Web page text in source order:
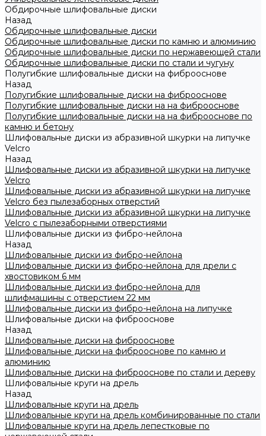
Обдирочные шлифовальные диски
Назад
Обдирочные шлифовальные диски
Обдирочные шлифовальные диски по камню и алюминию
Обдирочные шлифовальные диски по нержавеющей стали
Обдирочные шлифовальные диски по стали и чугуну
Полугибкие шлифовальные диски на фиброоснове
Назад
Полугибкие шлифовальные диски на фиброоснове
Полугибкие шлифовальные диски на на фиброоснове
Полугибкие шлифовальные диски на на фиброоснове по
камню и бетону
Шлифовальные диски из абразивной шкурки на липучке
Velcro
Назад
Шлифовальные диски из абразивной шкурки на липучке
Velcro
Шлифовальные диски из абразивной шкурки на липучке
Velcro без пылезаборных отверстий
Шлифовальные диски из абразивной шкурки на липучке
Velcro с пылезаборными отверстиями
Шлифовальные диски из фибро-нейлона
Назад
Шлифовальные диски из фибро-нейлона
Шлифовальные диски из фибро-нейлона для дрели с
хвостовиком 6 мм
Шлифовальные диски из фибро-нейлона для
шлифмашины с отверстием 22 мм
Шлифовальные диски из фибро-нейлона на липучке
Шлифовальные диски на фиброоснове
Назад
Шлифовальные диски на фиброоснове
Шлифовальные диски на фиброоснове по камню и
алюминию
Шлифовальные диски на фиброоснове по стали и дереву
Шлифовальные круги на дрель
Назад
Шлифовальные круги на дрель
Шлифовальные круги на дрель комбинированные по стали
Шлифовальные круги на дрель лепестковые по